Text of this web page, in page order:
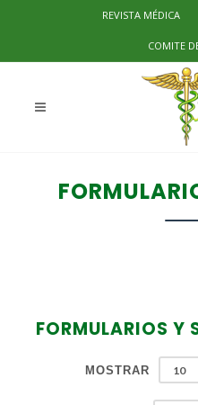
REVISTA MÉDICA
COMITE
FORMULARIOS Y
MOSTRAR